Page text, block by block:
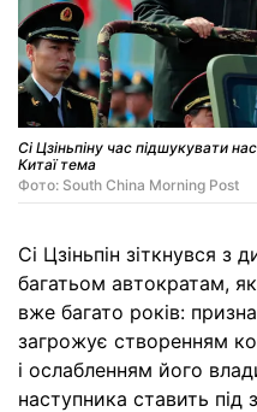
Сі Цзіньпіну час підшукувати
Китаї тема
Фото: South China Morning Post
Сі Цзіньпін зіткнувся
багатьом автократам,
вже багато років:
загрожує створенням
і ослабленням його
наступника ставить під